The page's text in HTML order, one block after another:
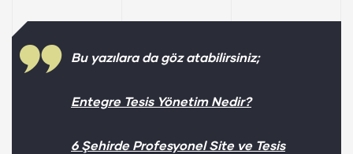
Bu yazılara da göz atabilirsiniz;
Entegre Tesis Yönetim Nedir?
6 Şehirde Profesyonel Site ve Tesis